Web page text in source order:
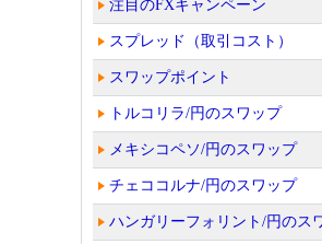
注目のFXキャンペーン
スプレッド（取引コスト）
スワップポイント
トルコリラ/円のスワップ
メキシコペソ/円のスワップ
チェココルナ/円のスワップ
ハンガリーフォリント/円のス